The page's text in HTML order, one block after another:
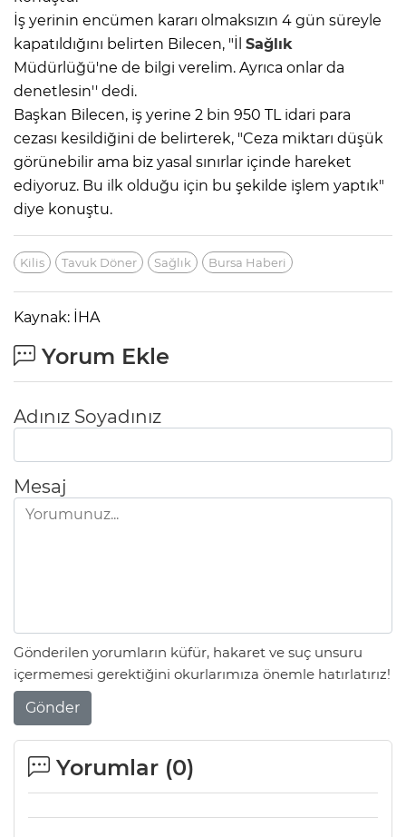
İş yerinin encümen kararı olmaksızın 4 gün süreyle
kapatıldığını belirten Bilecen, "İl Sağlık
Müdürlüğü'ne de bilgi verelim. Ayrıca onlar da
denetlesin'' dedi.
Başkan Bilecen, iş yerine 2 bin 950 TL idari para
cezası kesildiğini de belirterek, "Ceza miktarı düşük
görünebilir ama biz yasal sınırlar içinde hareket
ediyoruz. Bu ilk olduğu için bu şekilde işlem yaptık"
diye konuştu.
Kilis Tavuk Döner Sağlık Bursa Haberi
Kaynak: İHA
Yorum Ekle
Adınız Soyadınız
Mesaj
Gönderilen yorumların küfür, hakaret ve suç unsuru
içermemesi gerektiğini okurlarımıza önemle hatırlatırız!
Gönder
Yorumlar (0)